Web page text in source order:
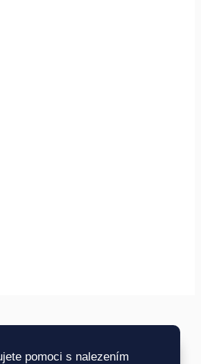
pomoci s nalezením